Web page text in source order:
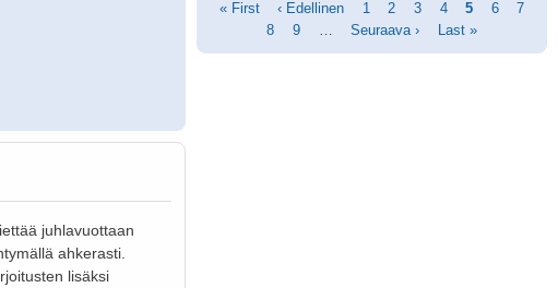
juhlavuottaan
ahkerasti.
lisäksi
Sivutus
Ensimmäinen
« First
Edellinen
sivu
‹ Edellinen Sivu
1 Sivu
2 Sivu
3 Sivu
4
sivu
5 Sivu
6 Sivu
7
Sivu
8 Sivu
9 …
Seuraava
sivu
Seuraava ›
Viimeinen
sivu
Last »